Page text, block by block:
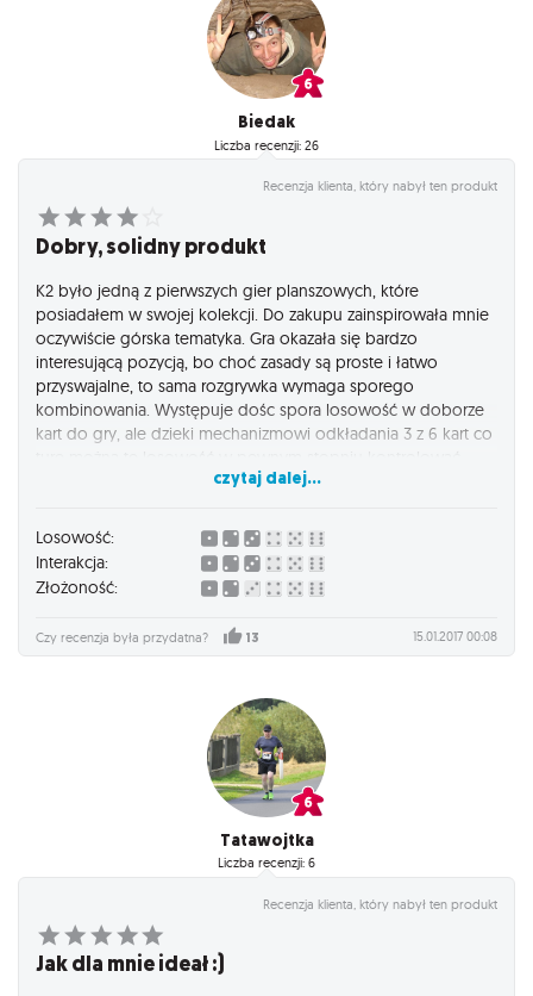
Biedak
Liczba recenzji: 26
Recenzja klienta, który nabył ten produkt
Dobry, solidny produkt
K2 było jedną z pierwszych gier planszowych, które
posiadałem w swojej kolekcji. Do zakupu zainspirowała mnie
oczywiście górska tematyka. Gra okazała się bardzo
interesującą pozycją, bo choć zasady są proste i łatwo
przyswajalne, to sama rozgrywka wymaga sporego
kombinowania. Występuje dośc spora losowość w doborze
kart do gry, ale dzieki mechanizmowi odkładania 3 z 6 kart co
Chyba jedynym poważnym minusem jest niezbyt adekwatne
możliwość blokowania innych graczy w wyższych partiach
góry, zwłaszcza tuż pod szczytem. Po prostu nieraz bardziej
opłaca się zablokowanie komuś zejście ze szczytu i tym
samym doprowadzenie do tego, że dany himalaista (pionek)
przeciwnika ginie, niż przepuszczenie go i próbowanie
swoich sił w kolejnej rundzie. No ale na szczęście to tylko gra
wysokogórskiej wyprawy. Na plus - pudełko nowej edycji gry
jest zmienione i znacznie bardziej dopasowane do
ekstremalnej trylogii Adama Kałuży, przez co całość znacznie
lepiej wygląda na półce :)
czytaj dalej...
Losowość:
Interakcja:
Złożoność:
Czy recenzja była przydatna? 13 15.01.2017 00:08
Tatawojtka
Liczba recenzji: 6
Recenzja klienta, który nabył ten produkt
Jak dla mnie ideał :)